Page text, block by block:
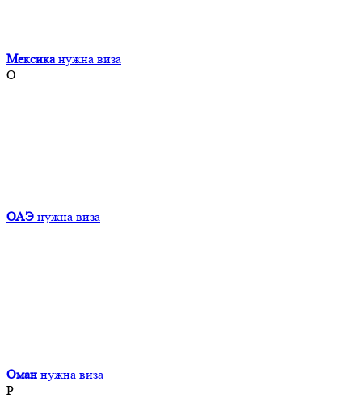
Мексика нужна виза
О
ОАЭ нужна виза
Оман нужна виза
Р